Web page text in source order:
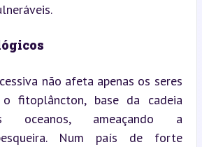
não afeta apenas os seres
o fitoplâncton, base da cadeia
oceanos, ameaçando a
Num país de forte